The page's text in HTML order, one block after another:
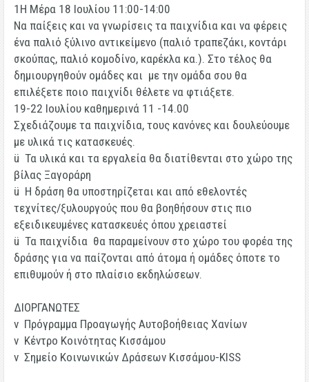
1 Η Μέρα 18 Ιουλίου 11:00-14:00
Να παίξεις και να γνωρίσεις τα παιχνίδια και να φέρεις
ένα παλιό ξύλινο αντικείμενο (παλιό τραπεζάκι, κοντάρι
σκούπας, παλιό κομοδίνο, καρέκλα κα.). Στο τέλος θα
δημιουργηθούν ομάδες και με την ομάδα σου θα
επιλέξετε ποιο παιχνίδι θέλετε να φτιάξετε.
19-22 Ιουλίου καθημερινά 11 -14.00
Σχεδιάζουμε τα παιχνίδια, τους κανόνες και δουλεύουμε
με υλικά τις κατασκευές.
ü Τα υλικά και τα εργαλεία θα διατίθενται στο χώρο της
βίλας Ξαγοράρη
ü Η δράση θα υποστηρίζεται και από εθελοντές
τεχνίτες/ξυλουργούς που θα βοηθήσουν στις πιο
εξειδικευμένες κατασκευές όπου χρειαστεί
ü Τα παιχνίδια θα παραμείνουν στο χώρο του φορέα της
δράσης για να παίζονται από άτομα ή ομάδες όποτε το
επιθυμούν ή στο πλαίσιο εκδηλώσεων.
ΔΙΟΡΓΑΝΩΤΕΣ
v Πρόγραμμα Προαγωγής Αυτοβοήθειας Χανίων
v Κέντρο Κοινότητας Κισσάμου
v Σημείο Κοινωνικών Δράσεων Κισσάμου-KISS